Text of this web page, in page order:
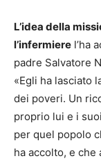
L’idea della
l’infermiere l’ha
padre Salvatore
«Egli ha lasciato
dei poveri. Un
proprio lui e i
per quel popolo
ha accolto, e